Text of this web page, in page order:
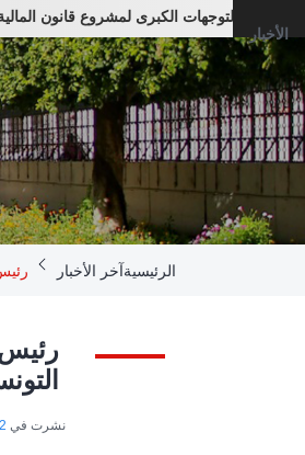
الأخبار
الكبرى لمشروع قانون المالية لسنة
الرئيسيةآخر الأخبار
رئيس
نشرت في